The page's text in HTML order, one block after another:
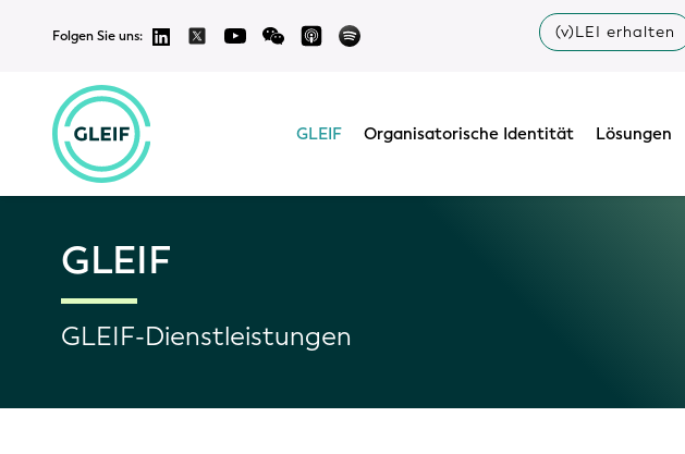
Folgen Sie uns: (v)LEI erhalten
GLEIF Organisatorische Identität Lösungen
GLEIF
GLEIF-Dienstleistungen